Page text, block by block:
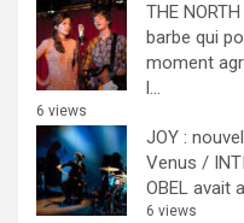
THE
barbe qui
moment
l...
6 views
JOY :
Venus /
OBEL avait
6 views